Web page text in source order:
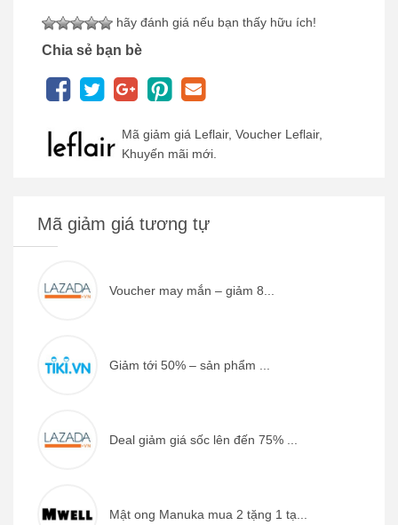
hãy đánh giá nếu bạn thấy hữu ích!
Chia sẻ bạn bè
Mã giảm giá Leflair, Voucher Leflair,
Khuyến mãi mới.
Mã giảm giá tương tự
Voucher may mắn – giảm 8...
Giảm tới 50% – sản phẩm ...
Deal giảm giá sốc lên đến 75% ...
Mật ong Manuka mua 2 tặng 1 tạ...